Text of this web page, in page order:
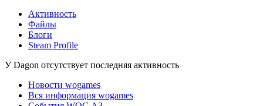
Активность
Файлы
Блоги
Steam Profile
У Dagon отсутствует последняя активность
Новости wogames
Вся информация wogames